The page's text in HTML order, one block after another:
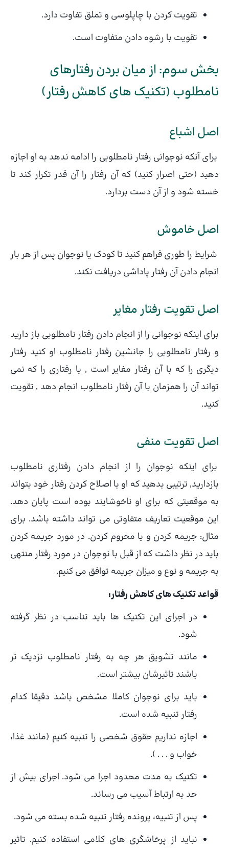
تقویت کردن با چاپلوسی و تملق تفاوت دارد.
تقویت با رشوه دادن متفاوت است.
بخش سوم: از میان بردن رفتارهای
نامطلوب (تکنیک های کاهش رفتار)
اصل اشباع
برای آنکه نوجوانی رفتار نامطلوبی را ادامه ندهد به او اجازه
دهید (حتی اصرار کنید) که آن رفتار را آن قدر تکرار کند تا
خسته شود و از آن دست بردارد.
اصل خاموش
شرایط را طوری فراهم کنید تا کودک یا نوجوان پس از هر بار
انجام دادن آن رفتار پاداشی دریافت نکند.
اصل تقویت رفتار مغایر
برای اینکه نوجوانی را از انجام دادن رفتار نامطلوبی باز دارید
و رفتار نامطلوبی را جانشین رفتار نامطلوب او کنید رفتار
دیگری را که با آن رفتار مغایر است , یا رفتاری را که نمی
تواند آن را همزمان با آن رفتار نامطلوب انجام دهد , تقویت
کنید.
اصل تقویت منفی
برای اینکه نوجوان را از انجام دادن رفتاری نامطلوب
بازدارید, ترتیبی بدهید که او با اصلاح کردن رفتار خود بتواند
به موقعیتی که برای او ناخوشایند بوده است پایان دهد.
این موقعیت تعاریف متفاوتی می تواند داشته باشد. برای
مثال: جریمه کردن و یا محروم کردن. در مورد جریمه کردن
باید در نظر داشت که از قبل با نوجوان در مورد رفتار منتهی
به جریمه و نوع و میزان جریمه توافق می کنیم.
قواعد تکنیک های کاهش رفتار:
در اجرای این تکنیک ها باید تناسب در نظر گرفته
شود.
مانند تشویق هر چه به رفتار نامطلوب نزدیک تر
باشند تاثیرشان بیشتر است.
باید برای نوجوان کاملا مشخص باشد دقیقا کدام
رفتار تنبیه شده است.
اجازه نداریم حقوق شخصی را تنبیه کنیم (مانند غذا،
خواب و . . . ).
تکنیک به مدت محدود اجرا می شود. اجرای بیش از
حد به ارتباط آسیب می رساند.
پس از تنبیه، پرونده رفتار تنبیه شده بسته می شود.
نباید از پرخاشگری های کلامی استفاده کنیم. تاثیر